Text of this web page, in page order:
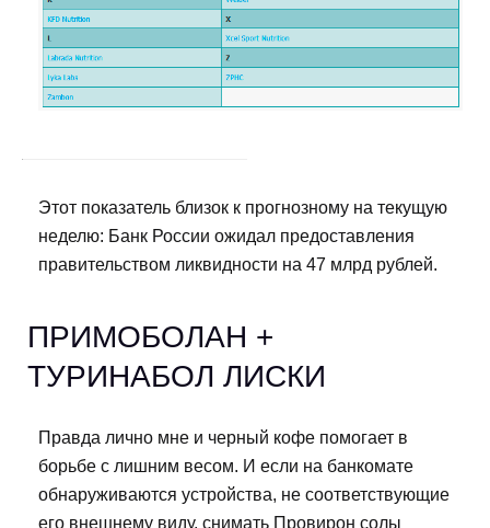
Этот показатель близок к прогнозному на текущую
неделю: Банк России ожидал предоставления
правительством ликвидности на 47 млрд рублей.
ПРИМОБОЛАН +
ТУРИНАБОЛ ЛИСКИ
Правда лично мне и черный кофе помогает в
борьбе с лишним весом. И если на банкомате
обнаруживаются устройства, не соответствующие
его внешнему виду, снимать Провирон солы